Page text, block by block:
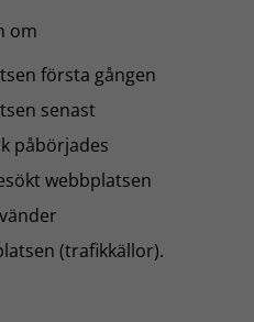
om
första gången
senast
påbörjades
webbplatsen
(trafikkällor).